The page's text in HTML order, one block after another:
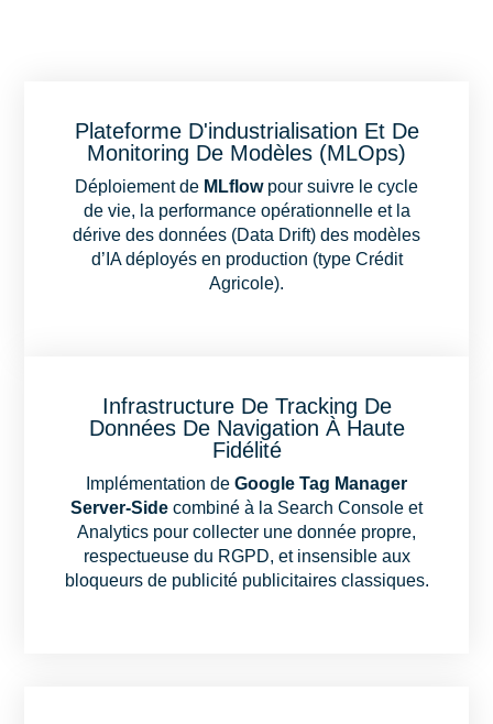
Plateforme D'industrialisation Et De
Monitoring De Modèles (MLOps)
Déploiement de MLflowpour suivre le cycle
de vie, la performance opérationnelle et la
dérive des données (Data Drift) des modèles
d’IA déployés en production (type Crédit
Agricole).
Infrastructure De Tracking De
Données De Navigation À Haute
Fidélité
Implémentation de Google Tag Manager
Server-Side combiné à la Search Console et
Analytics pour collecter une donnée propre,
respectueuse du RGPD, et insensible aux
bloqueurs de publicité publicitaires classiques.